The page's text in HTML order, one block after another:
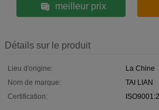
meilleur prix
Détails sur le produit
Lieu d'origine:
La Chine
Nom de marque:
TAI LIAN
Certification: